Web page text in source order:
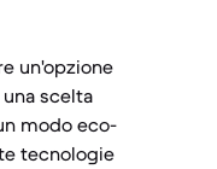
un'opzione
scelta
modo eco-
tecnologie